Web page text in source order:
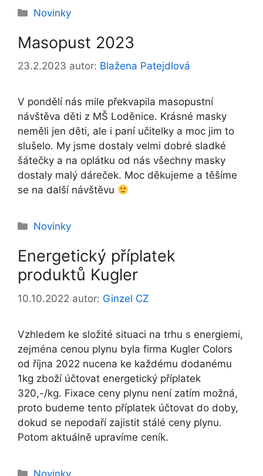
Rubriky
Novinky
Masopust 2023
23.2.2023 autor: Blažena Patejdlová
V pondělí nás mile překvapila masopustní
návštěva děti z MŠ Loděnice. Krásné masky
neměli jen děti, ale i paní učitelky a moc jim to
slušelo. My jsme dostaly velmi dobré sladké
šátečky a na oplátku od nás všechny masky
dostaly malý dáreček. Moc děkujeme a těšíme
se na další návštěvu
Rubriky
Novinky
Energetický příplatek
produktů Kugler
10.10.2022 autor: Ginzel CZ
Vzhledem ke složité situaci na trhu s energiemi,
zejména cenou plynu byla firma Kugler Colors
od října 2022 nucena ke každému dodanému
1kg zboží účtovat energetický příplatek
320,-/kg. Fixace ceny plynu není zatím možná,
proto budeme tento příplatek účtovat do doby,
dokud se nepodaří zajistit stálé ceny plynu.
Potom aktuálně upravíme ceník.
Rubriky
Novinky